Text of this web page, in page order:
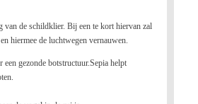
de schildklier. Bij een te kort hiervan zal
hiermee de luchtwegen vernauwen.
gezonde botstructuur.Sepia helpt